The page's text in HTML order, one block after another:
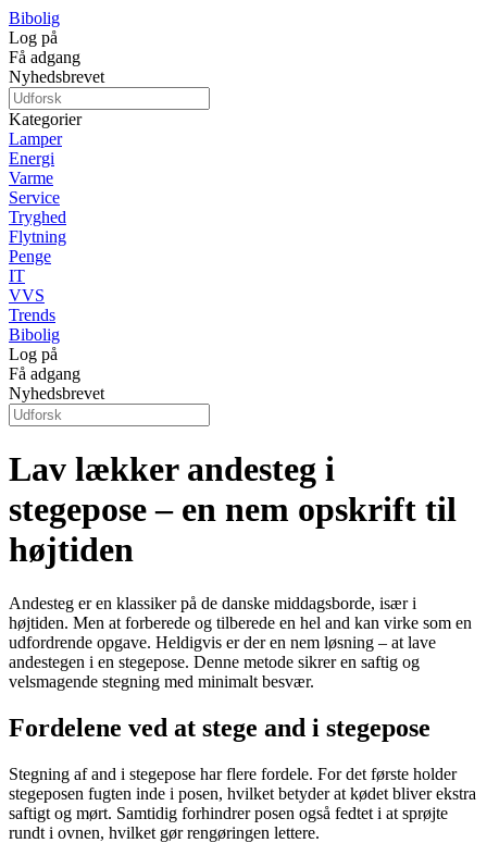
Bibolig
Log på
Få adgang
Nyhedsbrevet
Kategorier
Lamper
Energi
Varme
Service
Tryghed
Flytning
Penge
IT
VVS
Trends
Bibolig
Log på
Få adgang
Nyhedsbrevet
Lav lækker andesteg i
stegepose – en nem opskrift til
højtiden
Andesteg er en klassiker på de danske middagsborde, især i
højtiden. Men at forberede og tilberede en hel and kan virke som en
udfordrende opgave. Heldigvis er der en nem løsning – at lave
andestegen i en stegepose. Denne metode sikrer en saftig og
velsmagende stegning med minimalt besvær.
Fordelene ved at stege and i stegepose
Stegning af and i stegepose har flere fordele. For det første holder
stegeposen fugten inde i posen, hvilket betyder at kødet bliver ekstra
saftigt og mørt. Samtidig forhindrer posen også fedtet i at sprøjte
rundt i ovnen, hvilket gør rengøringen lettere.